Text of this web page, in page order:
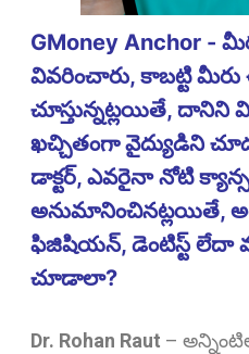
GMoney Anchor -
వివరించారు, కాబట్టి మీరు
చూస్తున్నట్లయితే, దానిని
ఖచ్చితంగా వైద్యుడిని
డాక్టర్, ఎవరైనా నోటి
అనుమానించినట్లయితే,
ఫిజిషియన్, డెంటిస్ట్ లేదా
చూడాలా?
Dr. Rohan Raut –